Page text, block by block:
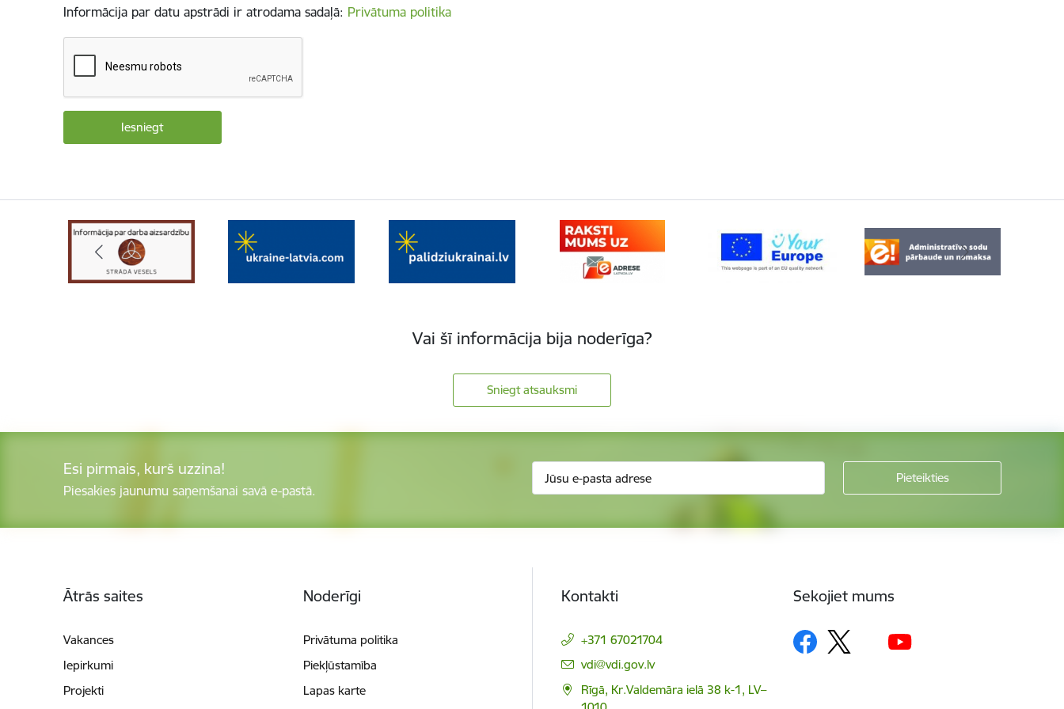
Informācija par datu apstrādi ir atrodama sadaļā: Privātuma politika
Vai šī informācija bija noderīga?
Sniegt atsauksmi
Esi pirmais, kurš uzzina!
Piesakies jaunumu saņemšanai savā e-pastā.
Ātrās saites
Vakances
Iepirkumi
Projekti
Noderīgi
Privātuma politika
Piekļūstamība
Lapas karte
Kontakti
+371 67021704
E-pasts:
vdi@vdi.gov.lv
Rīgā, Kr.Valdemāra ielā 38 k-1, LV–
Sekojiet mums